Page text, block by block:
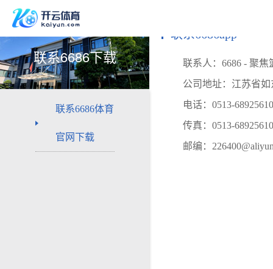
联系6686下载
联系6686体育
官网下载
联系6686app
联系人：6686 - 聚焦
公司地址：江苏省
电话： 0513-68925610
传真： 0513-68925610
邮编：